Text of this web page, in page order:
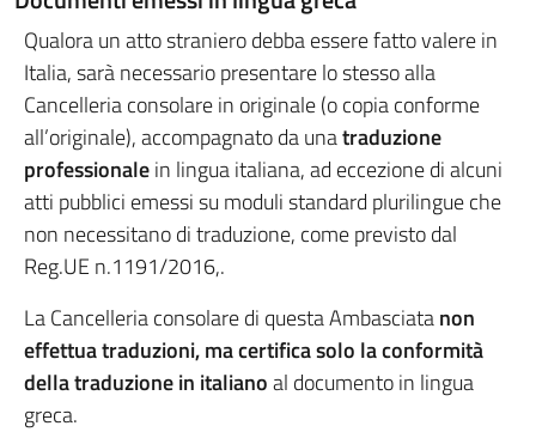
Qualora un atto straniero debba essere fatto valere in
Italia, sarà necessario presentare lo stesso alla
Cancelleria consolare in originale (o copia conforme
all’originale), accompagnato da unatraduzione
professionalein lingua italiana, ad eccezione di alcuni
atti pubblici emessi su moduli standard plurilingue che
non necessitano di traduzione, come previsto dal
Reg.UE n.1191/2016,.
La Cancelleria consolare di questa Ambasciatanon
effettua traduzioni, ma certifica solo la conformità
della traduzione in italianoal documento in lingua
greca.